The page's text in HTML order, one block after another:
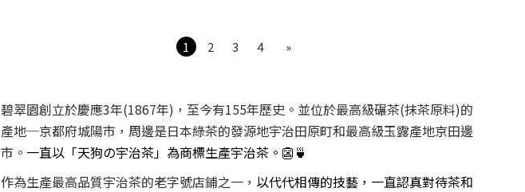
1 2 3 4 »
碧翠園創立於慶應3年(1867年)，至今有155年歷史。並位於最高級碾茶(抹茶原料)的
產地─京都府城陽市，周邊是日本綠茶的發源地宇治田原町和最高級玉露產地京田邊
市。 一直以「天狗の宇治茶」為商標生產宇治茶。👺🍵
作為生產最高品質宇治茶的老字號店鋪之一， 以代代相傳的技藝，一直認真對待茶和